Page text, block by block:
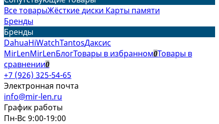
Все товарыЖёсткие диски Карты памяти
Бренды
Бренды
DahuaHiWatchTantosДаксис
MirLenMirLenБлогТовары в избранном0Товары в
сравнении0
+7 (926) 325-54-65
Электронная почта
info@mir-len.ru
График работы
Пн-Вс 9:00-19:00